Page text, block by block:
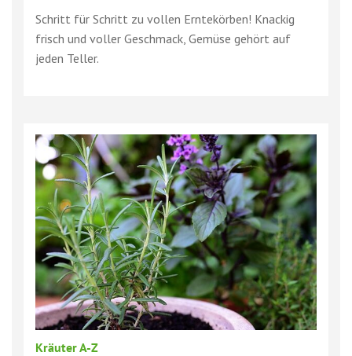
Schritt für Schritt zu vollen Erntekörben! Knackig
frisch und voller Geschmack, Gemüse gehört auf
jeden Teller.
Kräuter A-Z